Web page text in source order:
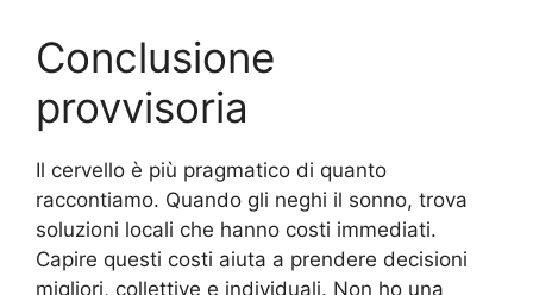
Conclusione
provvisoria
Il cervello è più pragmatico di quanto
raccontiamo. Quando gli neghi il sonno, trova
soluzioni locali che hanno costi immediati.
Capire questi costi aiuta a prendere decisioni
migliori, collettive e individuali. Non ho una